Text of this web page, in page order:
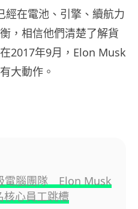
在電池、引擎、續航力
，相信他們清楚了解貨
2017年9月，Elon Musk
大動作。
電腦團隊 Elon Musk
心員工跳槽